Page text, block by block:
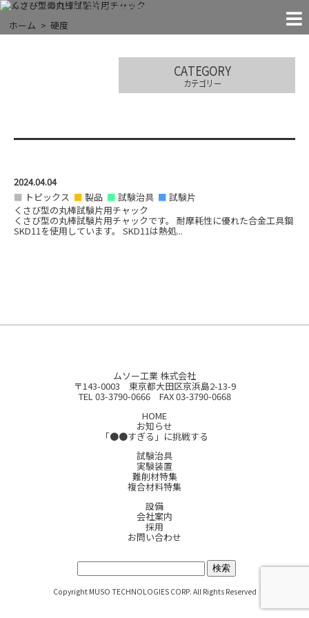
お知らせ
「●●すぎる」に挑戦する
試験治具
実験装置
設 備
会社案内
採 用
お問い合わせ
くさび型の丸棒試験片用チャック
ホーム 硬度
CATEGORY
カテゴリー
2024.04.04
トピックス
製品 試験治具
試験片
くさび型の丸棒試験片用チャック
くさび型の丸棒試験片用チャックです。 耐摩耗性に優れた合金工具鋼
SKD11を使用しています。 SKD11は熱処...
ムソー工業 株式会社
〒143-0003 東京都大田区京浜島2-13-9
TEL 03-3790-0666 FAX 03-3790-0668
HOME
お知らせ
「●●すぎる」に挑戦する
試験治具
実験装置
難削材特集
複合材料特集
設備
会社案内
採用
お問い合わせ
サイト内検索:
Copyright MUSO TECHNOLOGIES CORP. All Rights Reserved